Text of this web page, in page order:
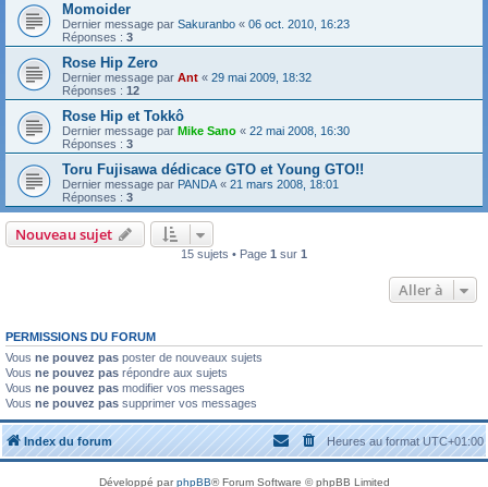
Momoider
Dernier message par Sakuranbo « 06 oct. 2010, 16:23
Réponses : 3
Rose Hip Zero
Dernier message par Ant « 29 mai 2009, 18:32
Réponses : 12
Rose Hip et Tokkô
Dernier message par Mike Sano « 22 mai 2008, 16:30
Réponses : 3
Toru Fujisawa dédicace GTO et Young GTO!!
Dernier message par PANDA« 21 mars 2008, 18:01
Réponses : 3
Nouveau sujet
15 sujets • Page 1 sur 1
Aller à
PERMISSIONS DU FORUM
Vous ne pouvez pas poster de nouveaux sujets
Vous ne pouvez pas répondre aux sujets
Vous ne pouvez pas modifier vos messages
Vous ne pouvez pas supprimer vos messages
Index du forum Heures au formatUTC+01:00
Développé parphpBB® Forum Software © phpBB Limited